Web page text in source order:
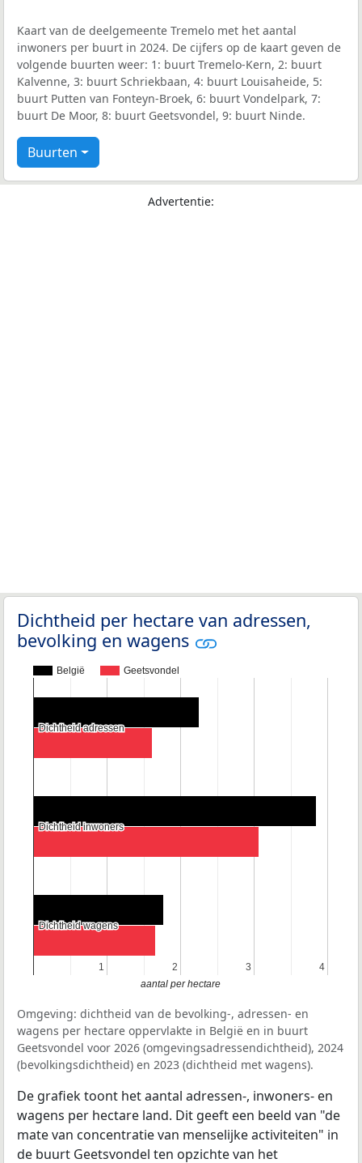
Kaart van de deelgemeente Tremelo met het aantal
inwoners per buurt in 2024. De cijfers op de kaart geven de
volgende buurten weer: 1: buurt Tremelo-Kern, 2: buurt
Kalvenne, 3: buurt Schriekbaan, 4: buurt Louisaheide, 5:
buurt Putten van Fonteyn-Broek, 6: buurt Vondelpark, 7:
buurt De Moor, 8: buurt Geetsvondel, 9: buurt Ninde.
Buurten
Advertentie:
Dichtheid per hectare van adressen,
bevolking en wagens
België Geetsvondel
1
1 2
2 3
3 4
4
Dichtheid adressen
Dichtheid adressen
Dichtheid inwoners
Dichtheid inwoners
Dichtheid wagens
Dichtheid wagens
aantal per hectare
Omgeving: dichtheid van de bevolking-, adressen- en
wagens per hectare oppervlakte in België en in buurt
Geetsvondel voor 2026 (omgevingsadressendichtheid), 2024
(bevolkingsdichtheid) en 2023 (dichtheid met wagens).
De grafiek toont het aantal adressen-, inwoners- en
wagens per hectare land. Dit geeft een beeld van "de
mate van concentratie van menselijke activiteiten" in
de buurt Geetsvondel ten opzichte van het